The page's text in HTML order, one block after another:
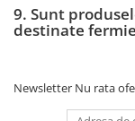
Adjuvanți
Regulatori de
Erbicide
Dezinfectant sol
PRĂȘITOARE
PRUN
Fungicide
9. Sunt
destinate
Newsletter Nu rata